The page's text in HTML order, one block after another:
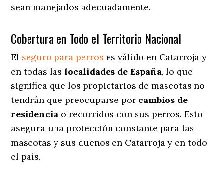
sean manejados adecuadamente.
Cobertura en Todo el Territorio Nacional
El seguro para perros es válido en Catarroja y
en todas laslocalidades de España, lo que
significa que los propietarios de mascotas no
tendrán que preocuparse por cambios de
residencia o recorridos con sus perros. Esto
asegura una protección constante para las
mascotas y sus dueños en Catarroja y en todo
el país.